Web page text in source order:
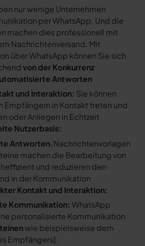
nur wenige Unternehmen
per WhatsApp. Und die
machen dies professionell mit
Nachrichtenversand. Mit
über WhatsApp können Sie sich
von der Konkurrenz
Antworten
und Interaktion: Sie können
Empfängern in Kontakt treten und
oder Anliegen in Echtzeit
Nutzerbasis:
Antworten, Nachrichtenvorlagen
machen die Bearbeitung von
und reduzieren den
in der Kommunikation
Kontakt und Interaktion:
Kommunikation: WhatsApp
personalisierte Kommunikation
wie beispielsweise dem
Empfängers].